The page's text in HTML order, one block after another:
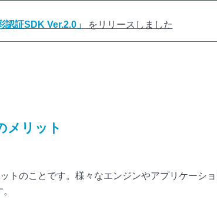
認証SDK Ver.2.0」 をリリースしました
メリット
トのことです。様々なエンジンやアプリケーシ